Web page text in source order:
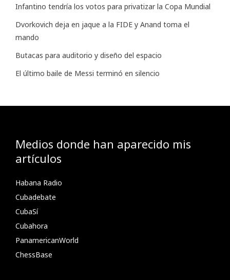
Infantino tendría los votos para privatizar la Copa Mundial
Dvorkovich deja en jaque a la FIDE y Anand toma el
mando
Butacas para auditorio y diseño del espacio
El último baile de Messi terminó en silencio
Medios donde han aparecido mis
artículos
Habana Radio
Cubadebate
CubaSí
Cubahora
PanamericanWorld
ChessBase